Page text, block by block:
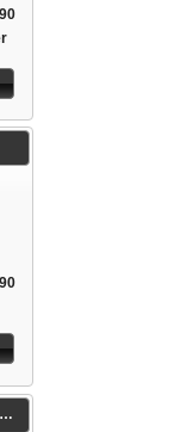
mein«. Insel-Bücherei Kalender für 2027